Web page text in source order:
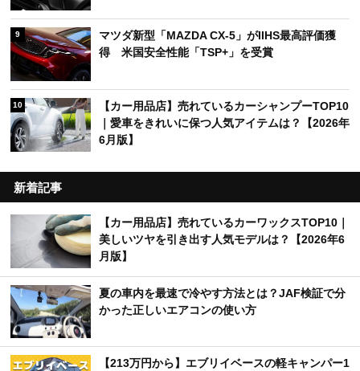
9
マツダ新型「MAZDA CX-5」がIIHS最高評価獲
得 米国安全性能「TSP+」を受賞
10
【カー用品店】売れているカーシャンプーTOP10
｜愛車をきれいに保つ人気アイテムは？【2026年
6月版】
新着記事
【カー用品店】売れているカーワックスTOP10｜
美しいツヤを引き出す人気モデルは？【2026年6
月版】
夏の車内を最速で冷やす方法とは？JAF検証で分
かった正しいエアコンの使い方
【213万円から】エブリイベースの軽キャンパー1